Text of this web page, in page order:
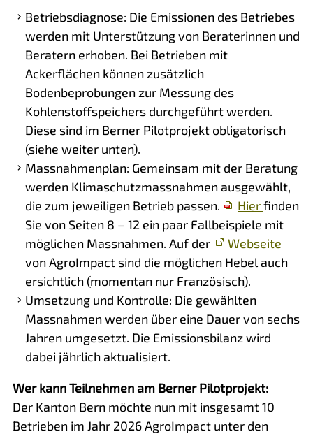
Betriebsdiagnose: Die Emissionen des Betriebes
werden mit Unterstützung von Beraterinnen und
Beratern erhoben. Bei Betrieben mit
Ackerflächen können zusätzlich
Bodenbeprobungen zur Messung des
Kohlenstoffspeichers durchgeführt werden.
Diese sind im Berner Pilotprojekt obligatorisch
(siehe weiter unten).
Massnahmenplan: Gemeinsam mit der Beratung
werden Klimaschutzmassnahmen ausgewählt,
die zum jeweiligen Betrieb passen.
Hierfinden
Sie von Seiten 8 – 12 ein paar Fallbeispiele mit
möglichen Massnahmen. Auf der
Webseite
von AgroImpact sind die möglichen Hebel auch
ersichtlich (momentan nur Französisch).
Umsetzung und Kontrolle: Die gewählten
Massnahmen werden über eine Dauer von sechs
Jahren umgesetzt. Die Emissionsbilanz wird
dabei jährlich aktualisiert.
Wer kann Teilnehmen am Berner Pilotprojekt:
Der Kanton Bern möchte nun mit insgesamt 10
Betrieben im Jahr 2026 AgroImpact unter den